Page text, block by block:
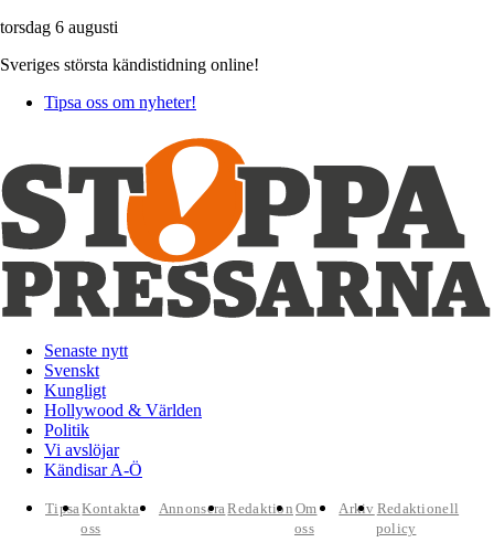
torsdag 6 augusti
Sveriges största kändistidning online!
Tipsa oss om nyheter!
Senaste nytt
Svenskt
Kungligt
Hollywood & Världen
Politik
Vi avslöjar
Kändisar A-Ö
TipsaKontakta
oss
AnnonseraRedaktion Om
oss
Arkiv Redaktionell
policy